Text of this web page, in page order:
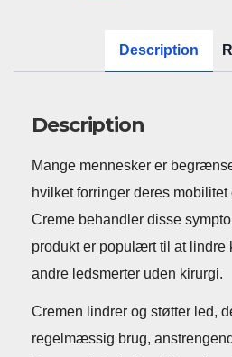
Description
Description
Mange mennesker er
hvilket forringer deres
Creme behandler disse
produkt er populært til at lindre
andre ledsmerter uden kirurgi.
Cremen lindrer og støtter led,
regelmæssig brug,